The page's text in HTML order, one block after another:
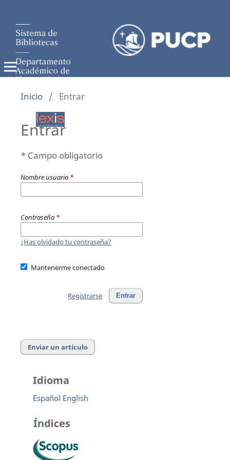
Inicio / Entrar
Entrar
* Campo obligatorio
Nombre usuario *
Contraseña *
¿Has olvidado tu contraseña?
Mantenerme conectado
Entrar
Registrarse
Enviar un artículo
Idioma
Español English